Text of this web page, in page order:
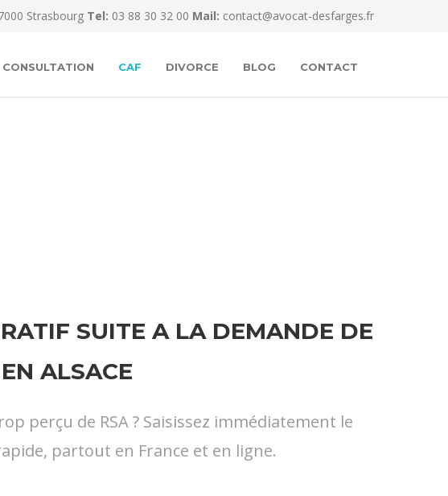
Strasbourg Tel: 03 88 30 32 00 Mail: contact@avocat-desfarges.fr
CONSULTATION CAF DIVORCE BLOG CONTACT
SUITE A LA DEMANDE DE
ALSACE
perçu de RSA ? Saisissez immédiatement le
partout en France et en ligne.